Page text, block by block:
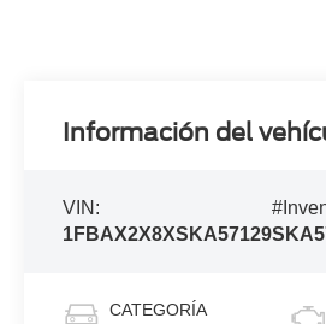
Información del
VIN:
1FBAX2X8XSKA57129
CATEGORÍA